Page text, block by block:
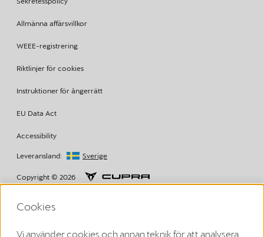
Allmänna affärsvillkor
WEEE-registrering
Riktlinjer för cookies
Instruktioner för ångerrätt
EU Data Act
Accessibility
Leveransland: Sverige
Copyright © 2026
Cookies
Vi använder cookies och annan teknik för att analysera,